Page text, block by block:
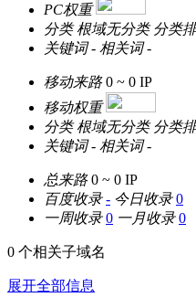
PC权重
分类 根域无分类 分类
关键词 - 相关词 -
移动来路 0 ~ 0 IP
移动权重
分类 根域无分类 分类
关键词 - 相关词 -
总来路 0 ~ 0 IP
百度收录 - 今日收录 0
一周收录 0 一月收录 0
0 个相关子域名
展开全部信息